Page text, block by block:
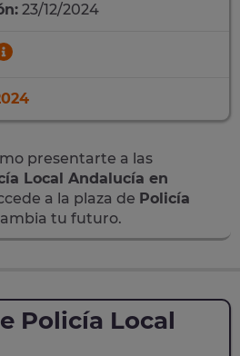
23/12/2024
presentarte a las
Local Andalucía en
a la plaza de Policía
tu futuro.
Policía Local